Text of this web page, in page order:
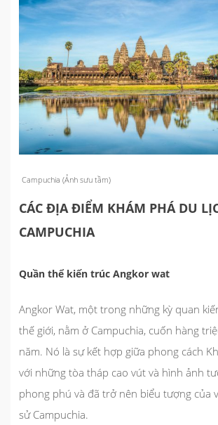
Campuchia (Ảnh sưu tầm)
CÁC ĐỊA ĐIỂM KHÁM PHÁ DU
CAMPUCHIA
Quần thể kiến trúc Angkor wat
Angkor Wat, một trong những kỳ quan
thế giới, nằm ở Campuchia, cuốn hàng
năm. Nó là sự kết hợp giữa phong cách
với những tòa tháp cao vút và hình ảnh
phong phú và đã trở nên biểu tượng của
sử Campuchia.